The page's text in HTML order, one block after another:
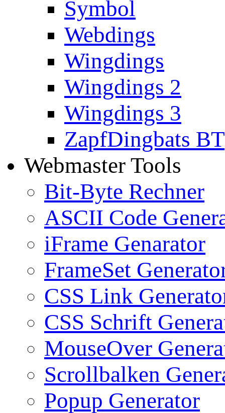
Symbol
Webdings
Wingdings
Wingdings 2
Wingdings 3
ZapfDingbats BT
Webmaster Tools
Bit-Byte Rechner
ASCII Code
iFrame Genarator
FrameSet
CSS Link
CSS Schrift
MouseOver
Scrollbalken
Popup Generator